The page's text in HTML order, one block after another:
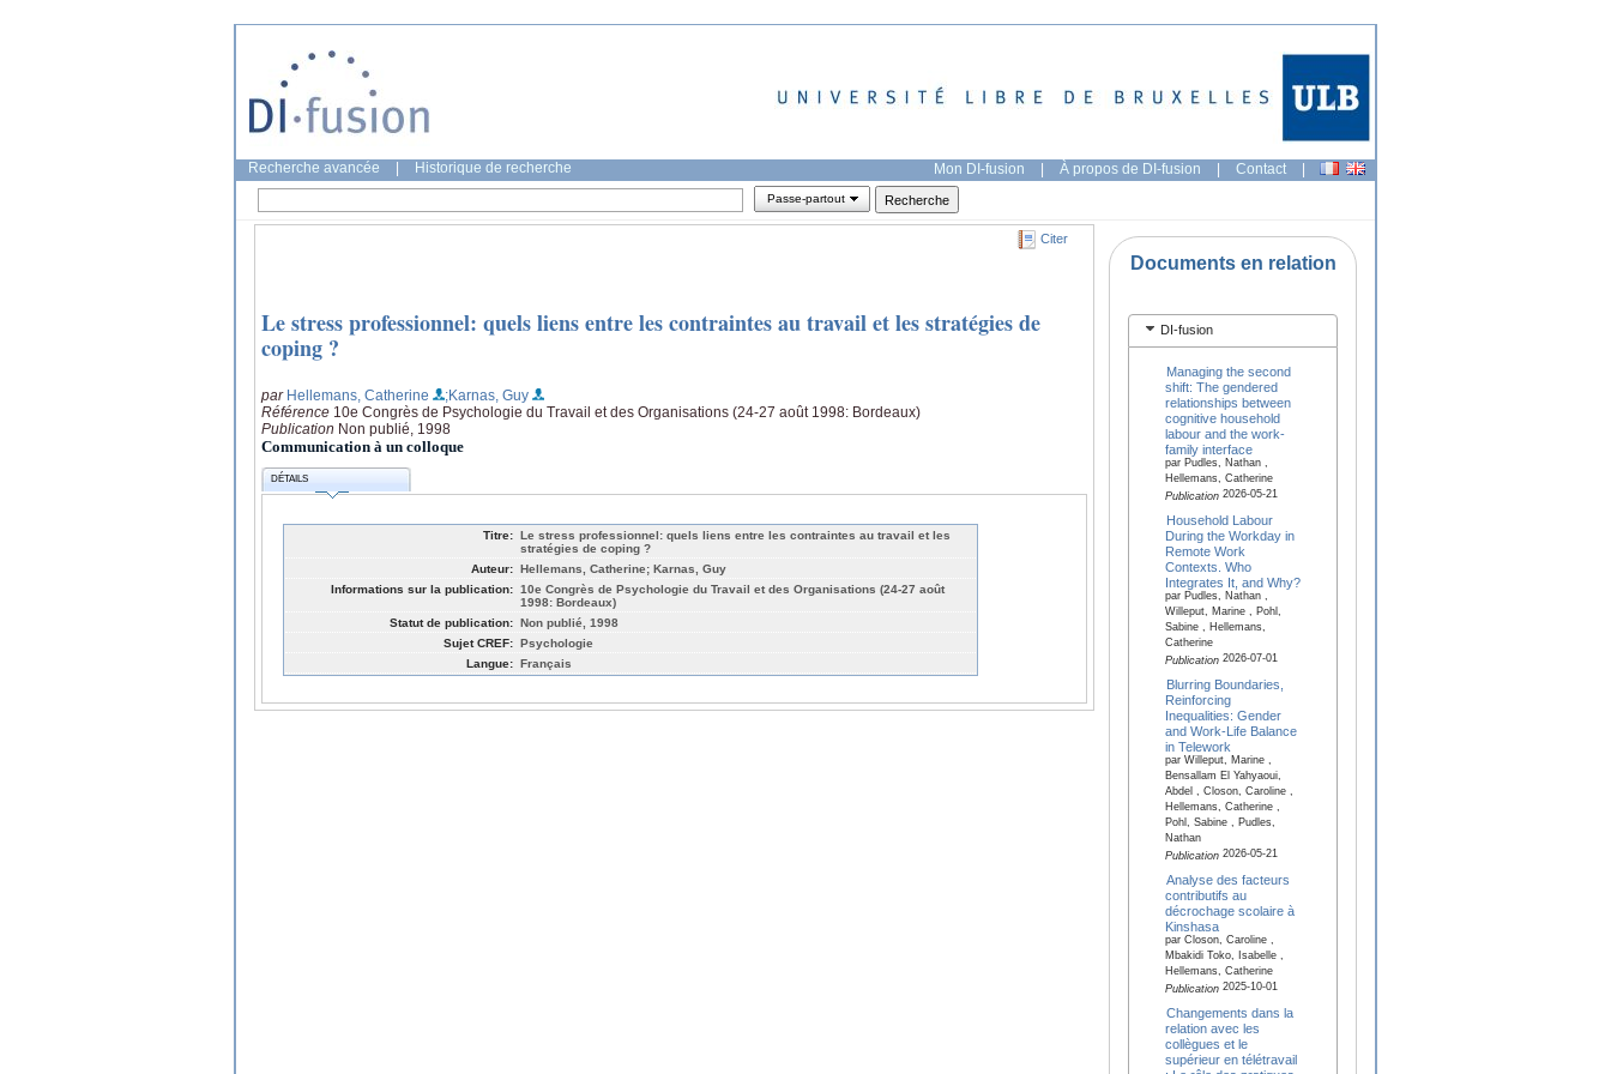
Recherche avancée Historique de recherche Mon DI-fusion | À propos de DI-fusion | Contact |
Passe-partout
Citer
Le stress professionnel: quels liens entre les contraintes au travail et les stratégies de
coping ?
par Hellemans, Catherine
;Karnas, Guy
Référence 10e Congrès de Psychologie du Travail et des Organisations (24-27 août 1998: Bordeaux)
Publication Non publié, 1998
Communication à un colloque
DÉTAILS
Titre: Le stress professionnel: quels liens entre les contraintes au travail et les
stratégies de coping ?
Auteur: Hellemans, Catherine; Karnas, Guy
Informations sur la publication: 10e Congrès de Psychologie du Travail et des Organisations (24-27 août
1998: Bordeaux)
Statut de publication: Non publié, 1998
Sujet CREF: Psychologie
Langue: Français
Documents en relation
DI-fusion
Managing the second
shift: The gendered
relationships between
cognitive household
labour and the work-
family interface
par Pudles, Nathan ,
Hellemans, Catherine
Publication2026-05-21
Household Labour
During the Workday in
Remote Work
Contexts. Who
Integrates It, and Why?
par Pudles, Nathan ,
Willeput, Marine , Pohl,
Sabine , Hellemans,
Catherine
Publication2026-07-01
Blurring Boundaries,
Reinforcing
Inequalities: Gender
and Work-Life Balance
in Telework
par Willeput, Marine ,
Bensallam El Yahyaoui,
Abdel , Closon, Caroline ,
Hellemans, Catherine ,
Pohl, Sabine , Pudles,
Nathan
Publication2026-05-21
Analyse des facteurs
contributifs au
décrochage scolaire à
Kinshasa
par Closon, Caroline ,
Mbakidi Toko, Isabelle ,
Hellemans, Catherine
Publication2025-10-01
Changements dans la
relation avec les
collègues et le
supérieur en télétravail